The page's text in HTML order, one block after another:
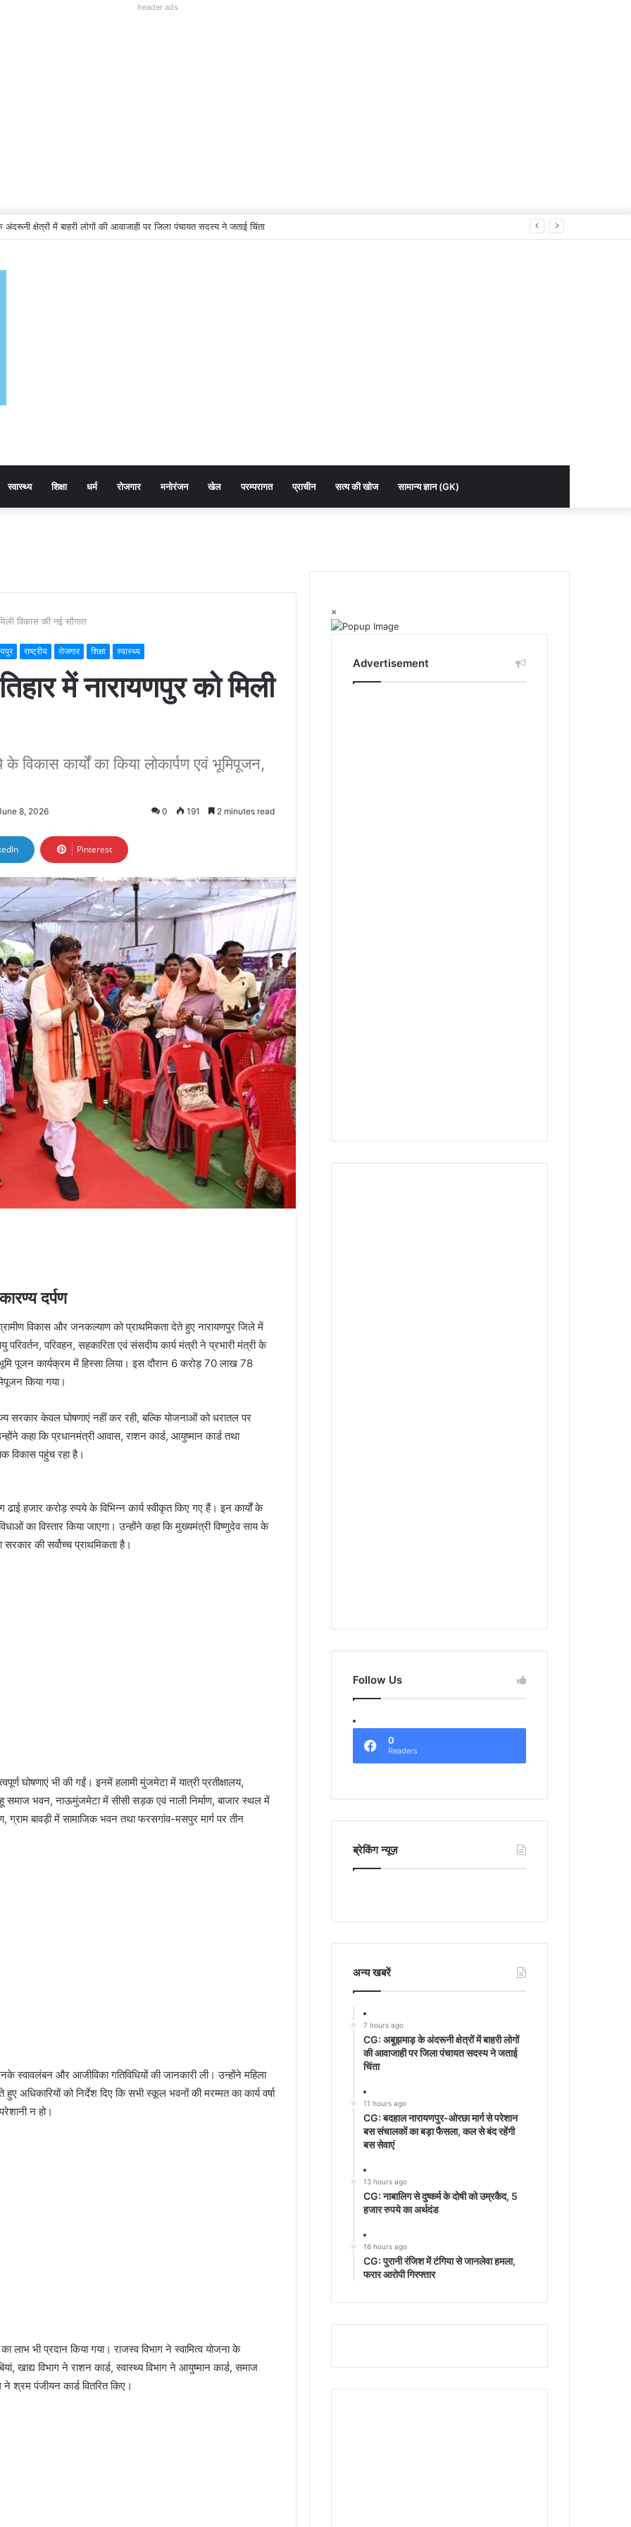
header ads
क्षेत्रों में बाहरी लोगों की आवाजाही पर जिला पंचायत सदस्य ने जताई चिंता
स्वास्थ्य शिक्षा धर्म रोजगार मनोरंजन खेल परम्परागत प्राचीन सत्य की खोज सामान्य ज्ञान (GK)
विकास की नई सौगात
राष्ट्रीय रोजगार शिक्षा स्वास्थ्य
में नारायणपुर को मिली
कार्यों का किया लोकार्पण एवं भूमिपूजन,
8, 2026 0 191 2 minutes read
Pinterest
दर्पण
विकास और जनकल्याण को प्राथमिकता देते हुए नारायणपुर जिले में
परिवहन, सहकारिता एवं संसदीय कार्य मंत्री ने प्रभारी मंत्री के
पूजन कार्यक्रम में हिस्सा लिया। इस दौरान 6 करोड़ 70 लाख 78
किया गया।
सरकार केवल घोषणाएं नहीं कर रही, बल्कि योजनाओं को धरातल पर
कहा कि प्रधानमंत्री आवास, राशन कार्ड, आयुष्मान कार्ड तथा
विकास पहुंच रहा है।
हजार करोड़ रुपये के विभिन्न कार्य स्वीकृत किए गए हैं। इन कार्यों के
का विस्तार किया जाएगा। उन्होंने कहा कि मुख्यमंत्री विष्णुदेव साय के
की सर्वोच्च प्राथमिकता है।
घोषणाएं भी की गईं। इनमें हलामी मुंजमेटा में यात्री प्रतीक्षालय,
भवन, नाऊमुंजमेटा में सीसी सड़क एवं नाली निर्माण, बाजार स्थल में
बावड़ी में सामाजिक भवन तथा फरसगांव-मसपुर मार्ग पर तीन
स्वावलंबन और आजीविका गतिविधियों की जानकारी ली। उन्होंने महिला
को निर्देश दिए कि सभी स्कूल भवनों की मरम्मत का कार्य वर्षा
न हो।
का लाभ भी प्रदान किया गया। राजस्व विभाग ने स्वामित्व योजना के
खाद्य विभाग ने राशन कार्ड, स्वास्थ्य विभाग ने आयुष्मान कार्ड, समाज
श्रम पंजीयन कार्ड वितरित किए।
×
Advertisement
Follow Us
0
Readers
ब्रेकिंग न्यूज़
अन्‍य खबरें
7 hours ago
CG: अबूझमाड़ के अंदरूनी क्षेत्रों में बाहरी लोगों
की आवाजाही पर जिला पंचायत सदस्य ने जताई
चिंता
11 hours ago
CG: बदहाल नारायणपुर-ओरछा मार्ग से परेशान
बस संचालकों का बड़ा फैसला, कल से बंद रहेंगी
बस सेवाएं
13 hours ago
CG: नाबालिग से दुष्कर्म के दोषी को उम्रकैद, 5
हजार रुपये का अर्थदंड
16 hours ago
CG: पुरानी रंजिश में टंगिया से जानलेवा हमला,
फरार आरोपी गिरफ्तार